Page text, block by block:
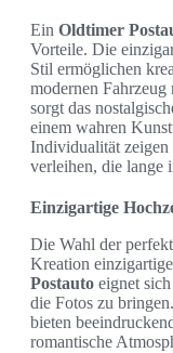
Ein Oldtimer
Vorteile. Die
Stil ermöglichen
modernen
sorgt das
einem wahren
Individualität
verleihen, die lange
Einzigartige
Die Wahl der
Kreation
Postauto eignet
die Fotos zu
bieten
romantische